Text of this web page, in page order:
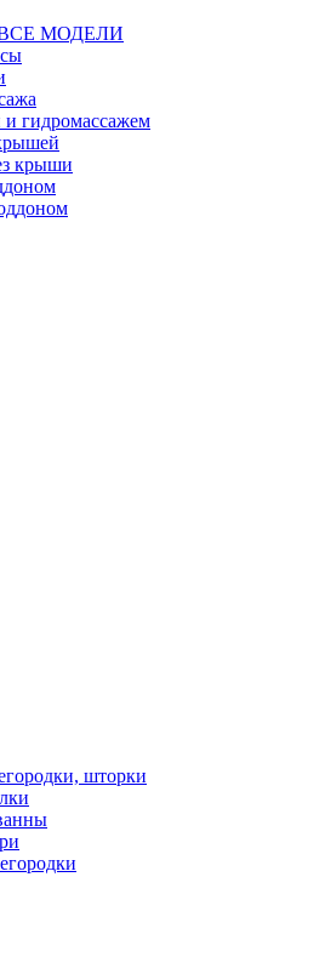
МОДЕЛИ
и гидромассажем
крыши
шторки